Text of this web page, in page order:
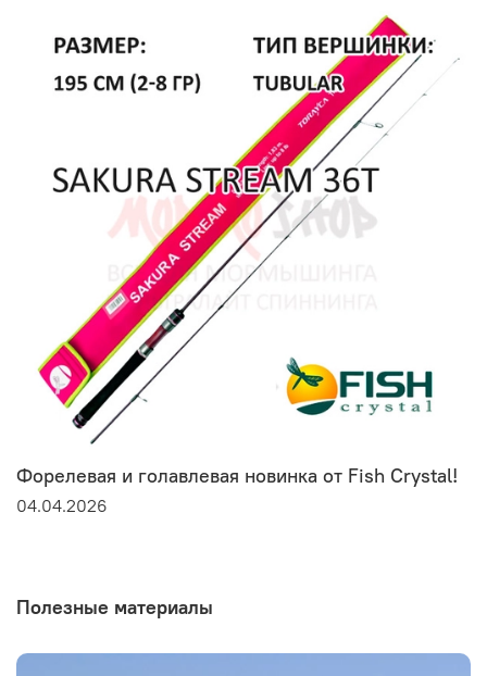
Форелевая и голавлевая новинка от Fish Crystal!
04.04.2026
Полезные материалы